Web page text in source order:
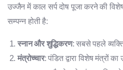
उज्जैन में काल सर्प दोष पूजा करने की
सम्पन्न होती है:
स्नान और शुद्धिकरण: सबसे पहले व्यक्ति
मंत्रोच्चार: पंडित द्वारा विशेष मंत्रों